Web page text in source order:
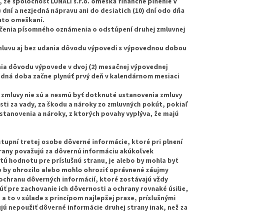
a nezjedná nápravu ani do desiatich (10) dní odo dňa
omeškaní.
písomného oznámenia o odstúpení druhej zmluvnej
aj bez udania dôvodu výpovedi s výpovednou dobou
dôvodu výpovede v dvoj (2) mesačnej výpovednej
doba začne plynúť prvý deň v kalendárnom mesiaci
nie sú a nesmú byť dotknuté ustanovenia zmluvy
za vady, za škodu a nároky zo zmluvných pokút, pokiaľ
a nároky, z ktorých povahy vyplýva, že majú
tretej osobe dôverné informácie, ktoré pri plnení
považujú za dôvernú informáciu akúkoľvek
hodnotu pre príslušnú stranu, je alebo by mohla byť
ohrozilo alebo mohlo ohroziť oprávnené záujmy
dôverných informácií, ktoré zostávajú vždy
pre zachovanie ich dôvernosti a ochrany rovnaké úsilie,
to v súlade s princípom najlepšej praxe, príslušnými
nepoužiť dôverné informácie druhej strany inak, než za